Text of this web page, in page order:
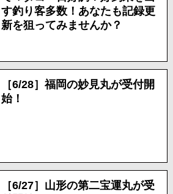
す釣り客多数！あなたも記録更
新を狙ってみませんか？
［6/28］福岡の妙見丸が受付開
始！
［6/27］山形の第二宝運丸が受